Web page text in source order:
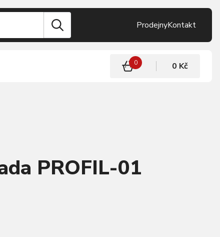
ProdejnyKontakt
0 0 Kč
PROFIL-01